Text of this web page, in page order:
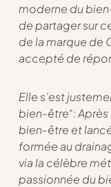
moderne du
de partager sur
de la marque de
accepté de
Elle s’est
bien-être“:
bien-être et
formée au
via la célèbre
passionnée du